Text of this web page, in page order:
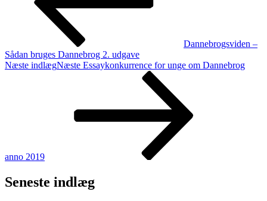
Dannebrogsviden –
Sådan bruges Dannebrog 2. udgave
Næste indlægNæste Essaykonkurrence for unge om Dannebrog
anno 2019
Seneste indlæg